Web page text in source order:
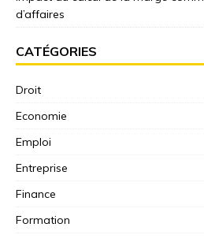
d’affaires
CATÉGORIES
Droit
Economie
Emploi
Entreprise
Finance
Formation